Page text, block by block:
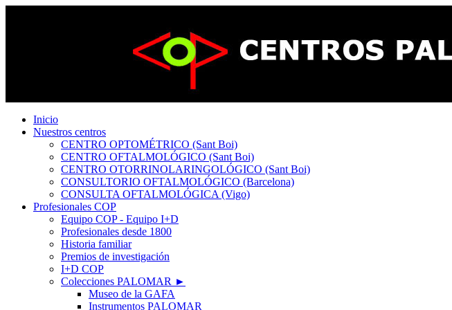
Inicio
Nuestros centros
CENTRO OPTOMÉTRICO (Sant Boi)
CENTRO OFTALMOLÓGICO (Sant Boi)
CENTRO OTORRINOLARINGOLÓGICO (Sant Boi)
CONSULTORIO OFTALMOLÓGICO (Barcelona)
CONSULTA OFTALMOLÓGICA (Vigo)
Profesionales COP
Equipo COP - Equipo I+D
Profesionales desde 1800
Historia familiar
Premios de investigación
I+D COP
Colecciones PALOMAR ►
Museo de la GAFA
Instrumentos PALOMAR